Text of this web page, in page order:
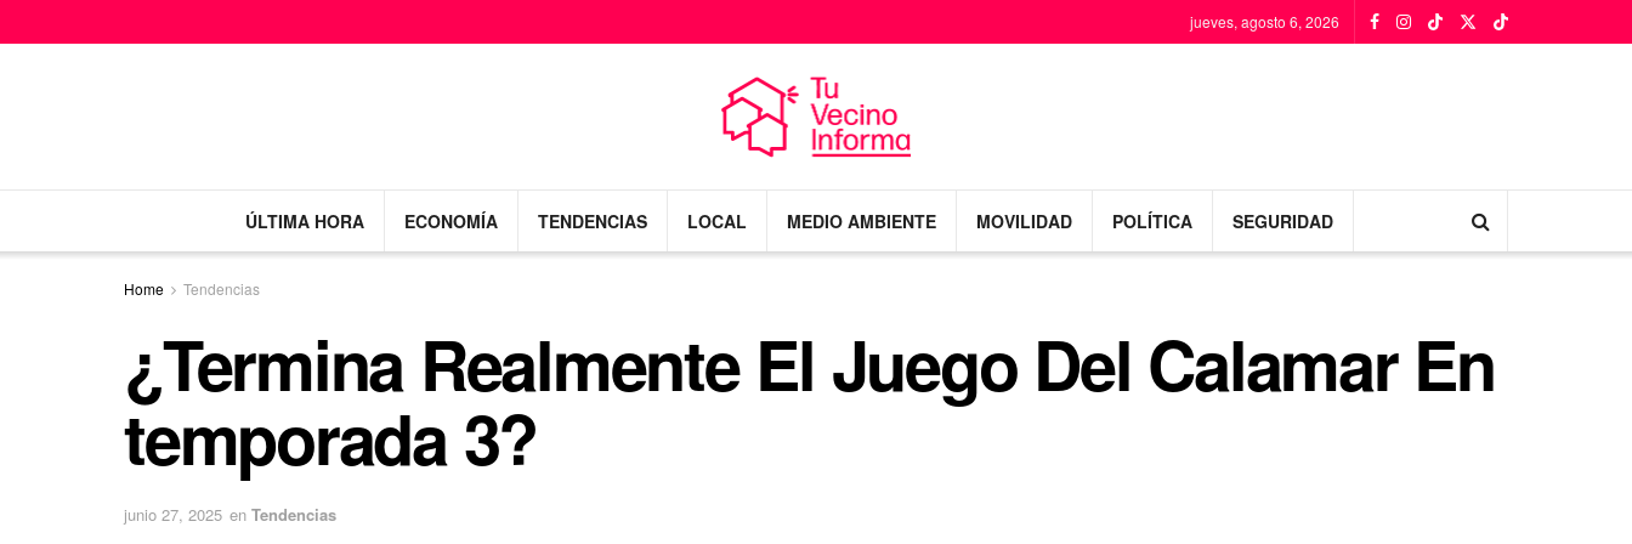
jueves, agosto 6, 2026
ÚLTIMA HORA ECONOMÍA TENDENCIAS LOCAL MEDIO AMBIENTE MOVILIDAD POLÍTICA SEGURIDAD
Home Tendencias
¿Termina Realmente El Juego Del Calamar En
temporada 3?
junio 27, 2025 en Tendencias